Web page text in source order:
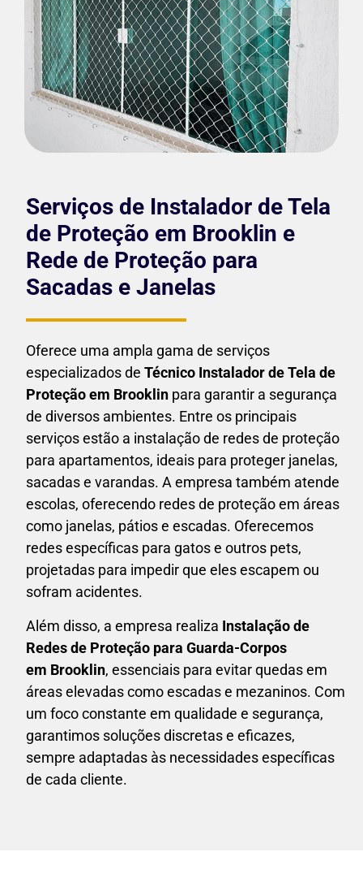
Serviços de Instalador de Tela
de Proteção em Brooklin e
Rede de Proteção para
Sacadas e Janelas
Oferece uma ampla gama de serviços
especializados de Técnico Instalador de Tela de
Proteção em Brooklin para garantir a segurança
de diversos ambientes. Entre os principais
serviços estão a instalação de redes de proteção
para apartamentos, ideais para proteger janelas,
sacadas e varandas. A empresa também atende
escolas, oferecendo redes de proteção em áreas
como janelas, pátios e escadas. Oferecemos
redes específicas para gatos e outros pets,
projetadas para impedir que eles escapem ou
sofram acidentes.
Além disso, a empresa realiza Instalação de
Redes de Proteção para Guarda-Corpos
em Brooklin, essenciais para evitar quedas em
áreas elevadas como escadas e mezaninos. Com
um foco constante em qualidade e segurança,
garantimos soluções discretas e eficazes,
sempre adaptadas às necessidades específicas
de cada cliente.